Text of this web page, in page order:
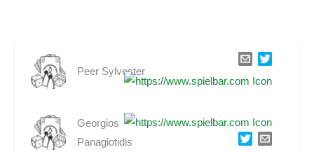
Peer Sylvester
Georgios
Panagiotidis